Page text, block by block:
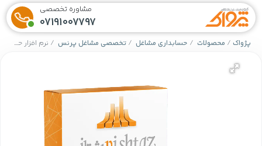
مشاوره تخصصی
07191007797
پژواک محصولات حسابداری مشاغل تخصصی مشاغل پرنس نرم افزار حسابداری تعمیرگاه های خودرو (پیشتاز)